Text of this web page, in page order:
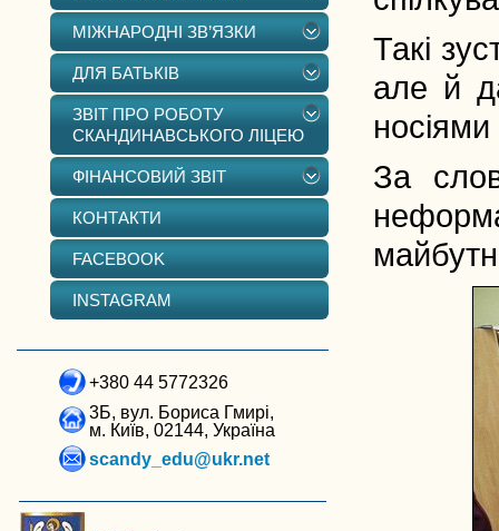
МІЖНАРОДНІ ЗВ’ЯЗКИ
ДЛЯ БАТЬКІВ
ЗВІТ ПРО РОБОТУ
СКАНДИНАВСЬКОГО ЛІЦЕЮ
ФІНАНСОВИЙ ЗВІТ
КОНТАКТИ
FACEBOOK
INSTAGRAM
+380 44 5772326
3Б, вул. Бориса Гмирі,
м. Київ, 02144, Україна
scandy_edu@ukr.net
Такі
але й
За